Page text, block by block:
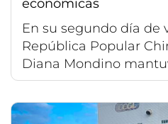
económicas
En su segundo día de
República Popular
Diana Mondino